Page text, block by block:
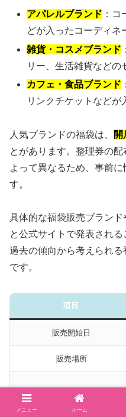
アパレルブランド ：
どが入ったコーディネ
雑貨・コスメブランド
リー、生活雑貨などの
カフェ・食品ブランド
リンクチケットなどが
人気ブランドの福袋は、 開
とがあります。整理券の
よって異なるため、事前
す。
具体的な福袋販売ブランド
と公式サイトで発表される
過去の傾向から考えられ
です。
項目
販売開始日
販売場所
整理券配布
メニュー ホーム